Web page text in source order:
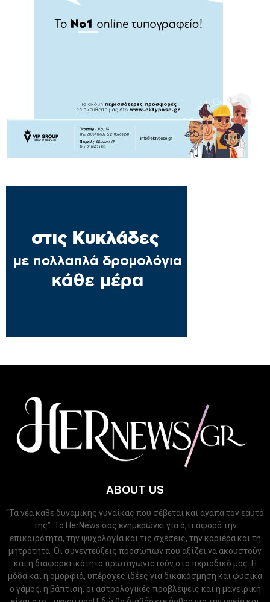
ABOUT US
“Τα νέα κάθε δυναμικής γυναίκας που σέβεται και αγαπά τον εαυτό
της”. Το HerNews σας ενημερώνει για ό,τι αφορά την
επικαιρότητα, την ψυχολογία και τις σχέσεις, την καριέρα και τη
μητρότητα. Οι συνεντεύξεις προσώπων που αξίζει να ακουστούν
και η διαφορετικότητα πρωταγωνιστούν στο περιοδικό μας. Η
μόδα και η ομορφιά, υπέροχες ιδέες για δικακόσμηση και φυσικά
ο γάμος, η βάπτιση, οι αστρολογικές προβλέψεις και η μαγειρική